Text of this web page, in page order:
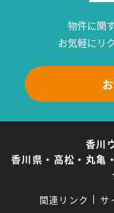
物件に関
お気軽にリ
香川
香川県・高松・丸亀
関連リンク サ